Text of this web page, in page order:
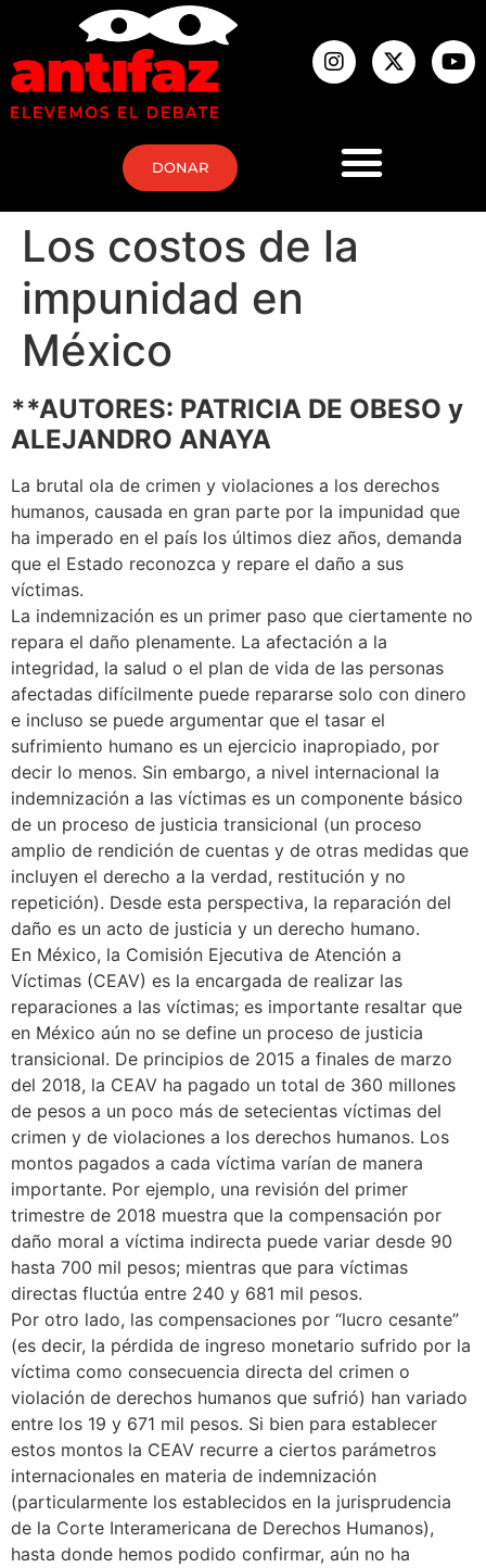
DONAR
Los costos de la
impunidad en
México
**AUTORES: PATRICIA DE OBESO y
ALEJANDRO ANAYA
La brutal ola de crimen y violaciones a los derechos
humanos, causada en gran parte por la impunidad que
ha imperado en el país los últimos diez años, demanda
que el Estado reconozca y repare el daño a sus
víctimas.
La indemnización es un primer paso que ciertamente no
repara el daño plenamente. La afectación a la
integridad, la salud o el plan de vida de las personas
afectadas difícilmente puede repararse solo con dinero
e incluso se puede argumentar que el tasar el
sufrimiento humano es un ejercicio inapropiado, por
decir lo menos. Sin embargo, a nivel internacional la
indemnización a las víctimas es un componente básico
de un proceso de justicia transicional (un proceso
amplio de rendición de cuentas y de otras medidas que
incluyen el derecho a la verdad, restitución y no
repetición). Desde esta perspectiva, la reparación del
daño es un acto de justicia y un derecho humano.
En México, la Comisión Ejecutiva de Atención a
Víctimas (CEAV) es la encargada de realizar las
reparaciones a las víctimas; es importante resaltar que
en México aún no se define un proceso de justicia
transicional. De principios de 2015 a finales de marzo
del 2018, la CEAV ha pagado un total de 360 millones
de pesos a un poco más de setecientas víctimas del
crimen y de violaciones a los derechos humanos. Los
montos pagados a cada víctima varían de manera
importante. Por ejemplo, una revisión del primer
trimestre de 2018 muestra que la compensación por
daño moral a víctima indirecta puede variar desde 90
hasta 700 mil pesos; mientras que para víctimas
directas fluctúa entre 240 y 681 mil pesos.
Por otro lado, las compensaciones por “lucro cesante”
(es decir, la pérdida de ingreso monetario sufrido por la
víctima como consecuencia directa del crimen o
violación de derechos humanos que sufrió) han variado
entre los 19 y 671 mil pesos. Si bien para establecer
estos montos la CEAV recurre a ciertos parámetros
internacionales en materia de indemnización
(particularmente los establecidos en la jurisprudencia
de la Corte Interamericana de Derechos Humanos),
hasta donde hemos podido confirmar, aún no ha